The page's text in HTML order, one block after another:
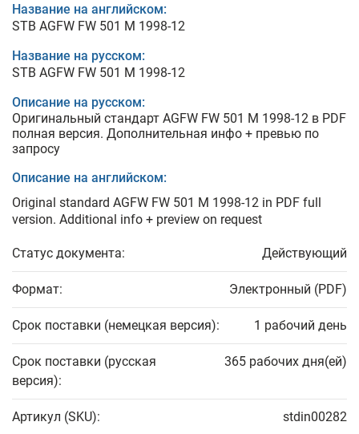
Название на английском:
STB AGFW FW 501 M 1998-12
Название на русском:
STB AGFW FW 501 M 1998-12
Описание на русском:
Оригинальный стандарт AGFW FW 501 M 1998-12 в PDF
полная версия. Дополнительная инфо + превью по
запросу
Описание на английском:
Original standard AGFW FW 501 M 1998-12 in PDF full
version. Additional info + preview on request
Статус документа: Действующий
Формат: Электронный (PDF)
Срок поставки (немецкая версия): 1 рабочий день
Срок поставки (русская
версия):
365 рабочих дня(ей)
Артикул (SKU): stdin00282